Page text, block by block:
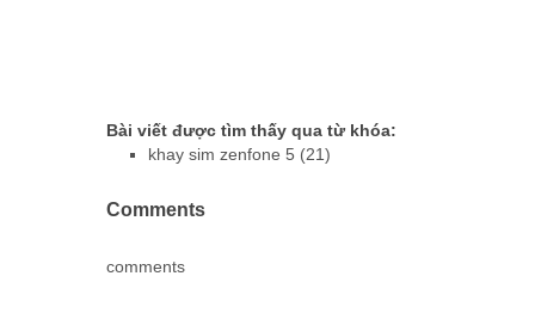
Bài viết được tìm thấy qua từ khóa:
khay sim zenfone 5 (21)
Comments
comments